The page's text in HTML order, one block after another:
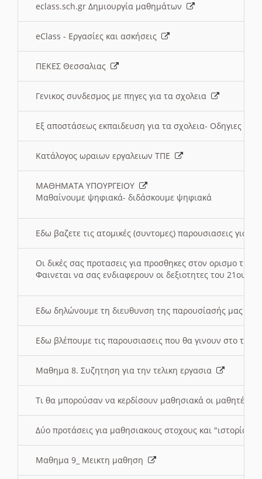
eclass.sch.gr Δημιουργία μαθημάτων
eClass - Εργασίες και ασκήσεις
ΠΕΚΕΣ Θεσσαλιας
Γενικος συνδεσμος με πηγες για τα σχολεια
Εξ αποστάσεως εκπαιδευση για τα σχολεια- Οδηγιες
Κατάλογος ωραιων εργαλειων ΤΠΕ
ΜΑΘΗΜΑΤΑ ΥΠΟΥΡΓΕΙΟΥ
Μαθαίνουμε ψηφιακά- διδάσκουμε ψηφιακά
Εδω βαζετε τις ατομικές (συντομες) παρουσιασεις για
Οι δικές σας προτασεις για προσθηκες στον ορισμο
Φαινεται να σας ενδιαφερουν οι δεξιοτητες του 21ου
Εδω δηλώνουμε τη διευθυνση της παρουσίασής μας
Εδω βλέπουμε τις παρουσιασεις που θα γινουν στο
Μαθημα 8. Συζητηση για την τελικη εργασια
Τι θα μπορούσαν να κερδίσουν μαθησιακά οι μαθητές/
Δύο προτάσεις για μαθησιακους στοχους και "ιστορία"
Μαθημα 9_ Μεικτη μαθηση